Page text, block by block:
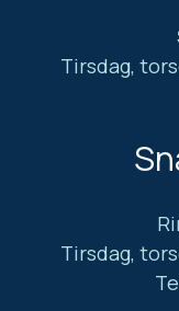
Tirsdag,
Tirsdag,